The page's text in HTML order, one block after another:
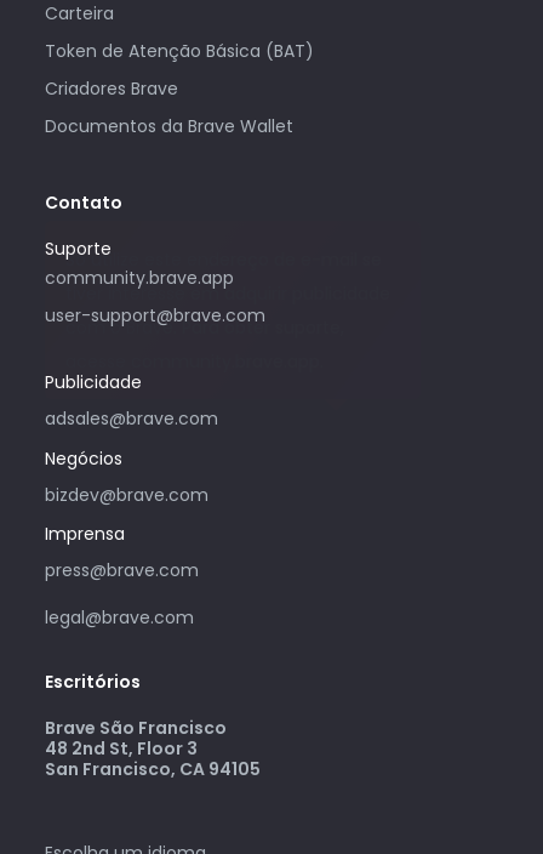
Carteira
Token de Atenção Básica (BAT)
Criadores Brave
Documentos da Brave Wallet
Contato
Suporte
community.brave.app
user-support@brave.com
Publicidade
adsales@brave.com
Só utilize este endereço de e-mail se
tiver interesse em adquirir publicidade
com o Brave. Para obter suporte,
Negócios
bizdev@brave.com
Imprensa
press@brave.com
legal@brave.com
Escritórios
Brave São Francisco
48 2nd St, Floor 3
San Francisco, CA 94105